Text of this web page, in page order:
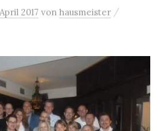
2017 von hausmeister /